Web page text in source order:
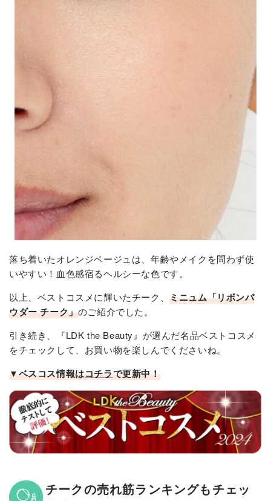
落ち着いたオレンジベージュは、年齢やメイクを問わず使
いやすい！血色感宿るヘルシーな色です。
以上、ベストコスメに輝いたチーク、ミニュム「リボンパ
ウダー チーク」のご紹介でした。
引き続き、『LDK the Beauty』が選んだ名品ベストコスメ
をチェックして、お買い物を楽しんでくださいね。
▼ベスコス情報はコチラで更新中！
チークの売れ筋ランキングもチェッ